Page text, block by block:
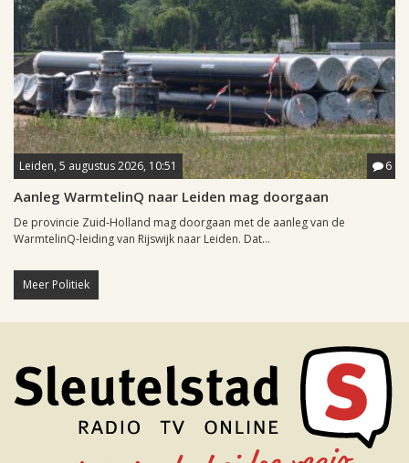
Leiden, 5 augustus 2026, 10:51 6
Aanleg WarmtelinQ naar Leiden mag doorgaan
De provincie Zuid-Holland mag doorgaan met de aanleg van de
WarmtelinQ-leiding van Rijswijk naar Leiden. Dat...
Meer Politiek